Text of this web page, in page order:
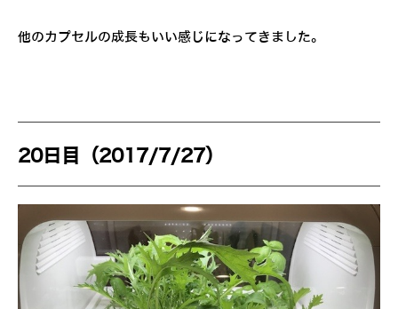
他のカプセルの成長もいい感じになってきました。
20日目（2017/7/27）